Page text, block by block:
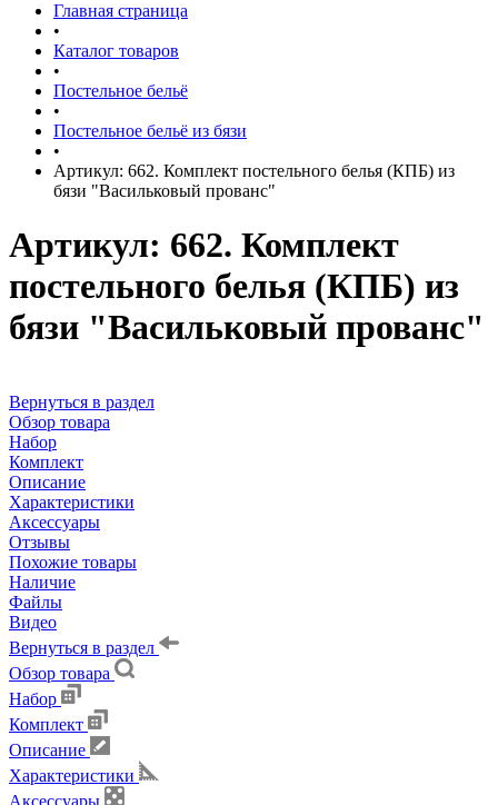
Главная страница
•
Каталог товаров
•
Постельное бельё
•
Постельное бельё из бязи
•
Артикул: 662. Комплект постельного белья (КПБ) из
бязи "Васильковый прованс"
Артикул: 662. Комплект
постельного белья (КПБ) из
бязи "Васильковый прованс"
Вернуться в раздел
Обзор товара
Набор
Комплект
Описание
Характеристики
Аксессуары
Отзывы
Похожие товары
Наличие
Файлы
Видео
Вернуться в раздел
Обзор товара
Набор
Комплект
Описание
Характеристики
Аксессуары